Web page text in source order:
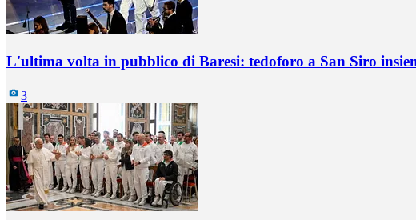
L'ultima volta in pubblico di Baresi: tedoforo a San Siro
3